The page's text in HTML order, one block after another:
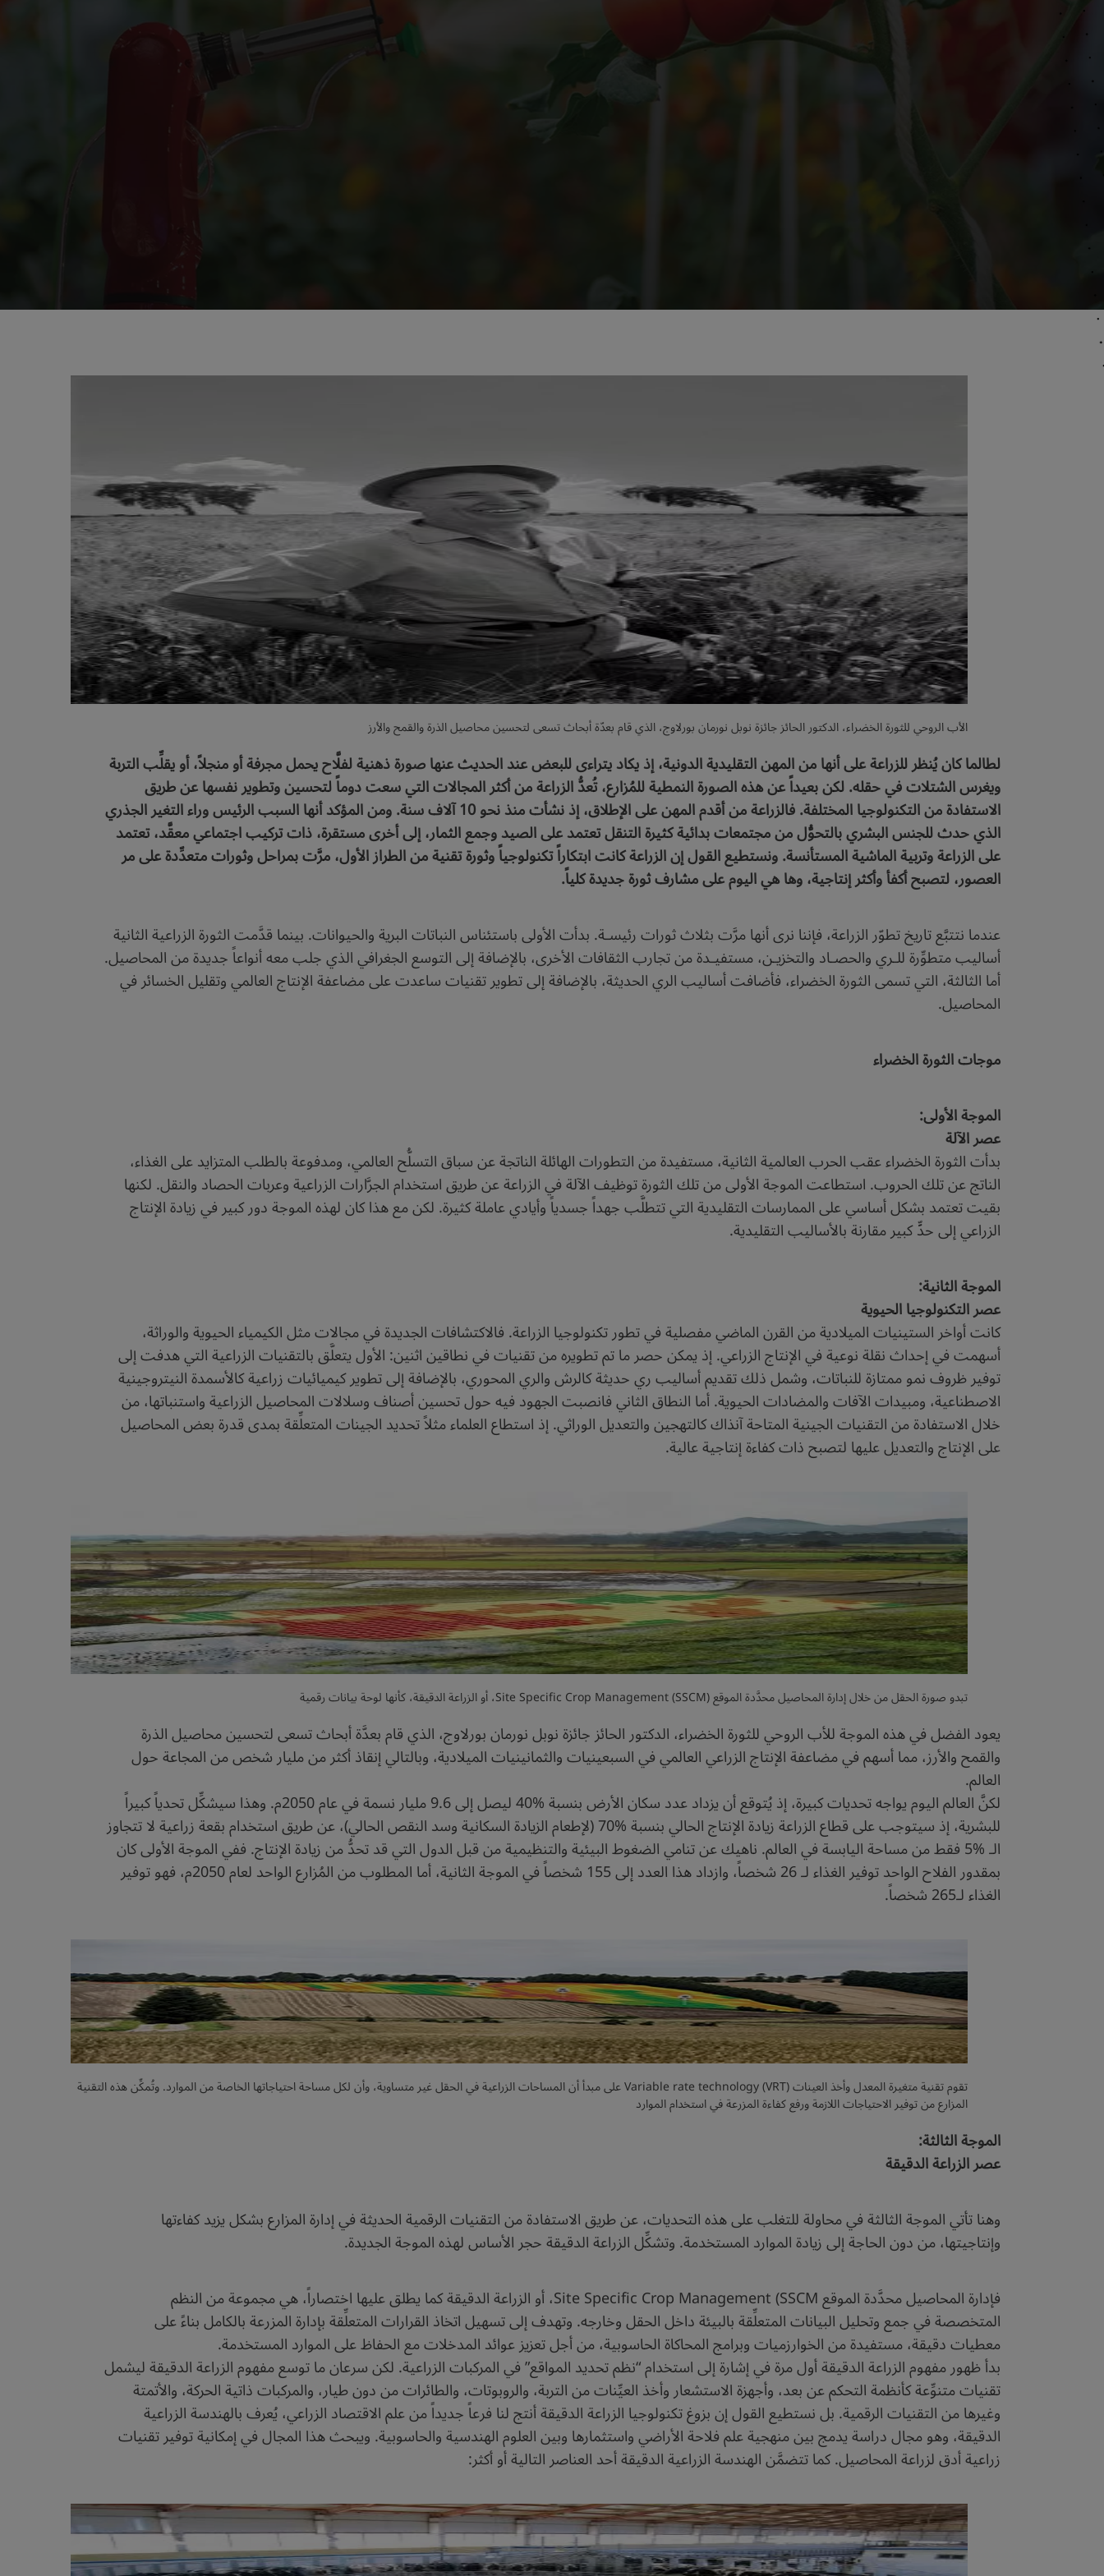
الأب الروحي للثورة الخضراء، الدكتور الحائز جائزة نوبل نورمان بورلاوج، الذي قام بعدّة أبحاث تسعى لتحسين محاصيل الذرة والقمح والأرز
لطالما كان يُنظر للزراعة على أنها من المهن التقليدية الدونية، إذ يكاد يتراءى للبعض عند الحديث عنها صورة ذهنية لفلَّاح يحمل مجرفة أو منجلاً، أو يقلِّب التربة
ويغرس الشتلات في حقله. لكن بعيداً عن هذه الصورة النمطية للمُزارع، تُعدُّ الزراعة من أكثر المجالات التي سعت دوماً لتحسين وتطوير نفسها عن طريق
الاستفادة من التكنولوجيا المختلفة. فالزراعة من أقدم المهن على الإطلاق، إذ نشأت منذ نحو 10 آلاف سنة. ومن المؤكد أنها السبب الرئيس وراء التغير الجذري
الذي حدث للجنس البشري بالتحوُّل من مجتمعات بدائية كثيرة التنقل تعتمد على الصيد وجمع الثمار، إلى أخرى مستقرة، ذات تركيب اجتماعي معقَّد، تعتمد
على الزراعة وتربية الماشية المستأنسة. ونستطيع القول إن الزراعة كانت ابتكاراً تكنولوجياً وثورة تقنية من الطراز الأول، مرَّت بمراحل وثورات متعدِّدة على مر
العصور، لتصبح أكفأ وأكثر إنتاجية، وها هي اليوم على مشارف ثورة جديدة كلياً.
عندما نتتبَّع تاريخ تطوّر الزراعة، فإننا نرى أنها مرَّت بثلاث ثورات رئيسـة. بدأت الأولى باستئناس النباتات البرية والحيوانات. بينما قدَّمت الثورة الزراعية الثانية
أساليب متطوِّرة للـري والحصـاد والتخزيـن، مستفيـدة من تجارب الثقافات الأخرى، بالإضافة إلى التوسع الجغرافي الذي جلب معه أنواعاً جديدة من المحاصيل.
أما الثالثة، التي تسمى الثورة الخضراء، فأضافت أساليب الري الحديثة، بالإضافة إلى تطوير تقنيات ساعدت على مضاعفة الإنتاج العالمي وتقليل الخسائر في
المحاصيل.
موجات الثورة الخضراء
الموجة الأولى:
عصر الآلة
بدأت الثورة الخضراء عقب الحرب العالمية الثانية، مستفيدة من التطورات الهائلة الناتجة عن سباق التسلُّح العالمي، ومدفوعة بالطلب المتزايد على الغذاء،
الناتج عن تلك الحروب. استطاعت الموجة الأولى من تلك الثورة توظيف الآلة في الزراعة عن طريق استخدام الجرَّارات الزراعية وعربات الحصاد والنقل. لكنها
بقيت تعتمد بشكل أساسي على الممارسات التقليدية التي تتطلَّب جهداً جسدياً وأيادي عاملة كثيرة. لكن مع هذا كان لهذه الموجة دور كبير في زيادة الإنتاج
الزراعي إلى حدٍّ كبير مقارنة بالأساليب التقليدية.
الموجة الثانية:
عصر التكنولوجيا الحيوية
كانت أواخر الستينيات الميلادية من القرن الماضي مفصلية في تطور تكنولوجيا الزراعة. فالاكتشافات الجديدة في مجالات مثل الكيمياء الحيوية والوراثة،
أسهمت في إحداث نقلة نوعية في الإنتاج الزراعي. إذ يمكن حصر ما تم تطويره من تقنيات في نطاقين اثنين: الأول يتعلَّق بالتقنيات الزراعية التي هدفت إلى
توفير ظروف نمو ممتازة للنباتات، وشمل ذلك تقديم أساليب ري حديثة كالرش والري المحوري، بالإضافة إلى تطوير كيميائيات زراعية كالأسمدة النيتروجينية
الاصطناعية، ومبيدات الآفات والمضادات الحيوية. أما النطاق الثاني فانصبت الجهود فيه حول تحسين أصناف وسلالات المحاصيل الزراعية واستنباتها، من
خلال الاستفادة من التقنيات الجينية المتاحة آنذاك كالتهجين والتعديل الوراثي. إذ استطاع العلماء مثلاً تحديد الجينات المتعلِّقة بمدى قدرة بعض المحاصيل
على الإنتاج والتعديل عليها لتصبح ذات كفاءة إنتاجية عالية.
تبدو صورة الحقل من خلال إدارة المحاصيل محدَّدة الموقع (Site Specific Crop Management (SSCM، أو الزراعة الدقيقة، كأنها لوحة بيانات رقمية
يعود الفضل في هذه الموجة للأب الروحي للثورة الخضراء، الدكتور الحائز جائزة نوبل نورمان بورلاوج، الذي قام بعدَّة أبحاث تسعى لتحسين محاصيل الذرة
والقمح والأرز، مما أسهم في مضاعفة الإنتاج الزراعي العالمي في السبعينيات والثمانينيات الميلادية، وبالتالي إنقاذ أكثر من مليار شخص من المجاعة حول
العالم.
لكنَّ العالم اليوم يواجه تحديات كبيرة، إذ يُتوقع أن يزداد عدد سكان الأرض بنسبة %40 ليصل إلى 9.6 مليار نسمة في عام 2050م. وهذا سيشكِّل تحدياً كبيراً
للبشرية، إذ سيتوجب على قطاع الزراعة زيادة الإنتاج الحالي بنسبة %70 (لإطعام الزيادة السكانية وسد النقص الحالي)، عن طريق استخدام بقعة زراعية لا تتجاوز
الـ %5 فقط من مساحة اليابسة في العالم. ناهيك عن تنامي الضغوط البيئية والتنظيمية من قبل الدول التي قد تحدُّ من زيادة الإنتاج. ففي الموجة الأولى كان
بمقدور الفلاح الواحد توفير الغذاء لـ 26 شخصاً، وازداد هذا العدد إلى 155 شخصاً في الموجة الثانية، أما المطلوب من المُزارع الواحد لعام 2050م، فهو توفير
الغذاء لـ265 شخصاً.
تقوم تقنية متغيرة المعدل وأخذ العينات (Variable rate technology (VRT على مبدأ أن المساحات الزراعية في الحقل غير متساوية، وأن لكل مساحة احتياجاتها الخاصة من الموارد. وتُمكِّن هذه التقنية
المزارع من توفير الاحتياجات اللازمة ورفع كفاءة المزرعة في استخدام الموارد
الموجة الثالثة:
عصر الزراعة الدقيقة
وهنا تأتي الموجة الثالثة في محاولة للتغلب على هذه التحديات، عن طريق الاستفادة من التقنيات الرقمية الحديثة في إدارة المزارع بشكل يزيد كفاءتها
وإنتاجيتها، من دون الحاجة إلى زيادة الموارد المستخدمة. وتشكِّل الزراعة الدقيقة حجر الأساس لهذه الموجة الجديدة.
فإدارة المحاصيل محدَّدة الموقع Site Specific Crop Management (SSCM، أو الزراعة الدقيقة كما يطلق عليها اختصاراً، هي مجموعة من النظم
المتخصصة في جمع وتحليل البيانات المتعلِّقة بالبيئة داخل الحقل وخارجه. وتهدف إلى تسهيل اتخاذ القرارات المتعلِّقة بإدارة المزرعة بالكامل بناءً على
معطيات دقيقة، مستفيدة من الخوارزميات وبرامج المحاكاة الحاسوبية، من أجل تعزيز عوائد المدخلات مع الحفاظ على الموارد المستخدمة.
بدأ ظهور مفهوم الزراعة الدقيقة أول مرة في إشارة إلى استخدام “نظم تحديد المواقع” في المركبات الزراعية. لكن سرعان ما توسع مفهوم الزراعة الدقيقة ليشمل
تقنيات متنوِّعة كأنظمة التحكم عن بعد، وأجهزة الاستشعار وأخذ العيِّنات من التربة، والروبوتات، والطائرات من دون طيار، والمركبات ذاتية الحركة، والأتمتة
وغيرها من التقنيات الرقمية. بل نستطيع القول إن بزوغ تكنولوجيا الزراعة الدقيقة أنتج لنا فرعاً جديداً من علم الاقتصاد الزراعي، يُعرف بالهندسة الزراعية
الدقيقة، وهو مجال دراسة يدمج بين منهجية علم فلاحة الأراضي واستثمارها وبين العلوم الهندسية والحاسوبية. ويبحث هذا المجال في إمكانية توفير تقنيات
زراعية أدق لزراعة المحاصيل. كما تتضمَّن الهندسة الزراعية الدقيقة أحد العناصر التالية أو أكثر: